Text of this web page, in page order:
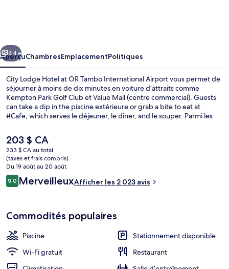
at
OR
Tambo
International
Airport
Suivant
44+
AperçuChambresEmplacementPolitiques
City Lodge Hotel at OR Tambo International Airport vous permet de
séjourner à moins de dix minutes en voiture d’attraits comme
Kempton Park Golf Club et Value Mall (centre commercial). Guests
can take a dip in the piscine extérieure or grab a bite to eat at
#Cafe, which serves le déjeuner, le dîner, and le souper. Parmi les
d’entraînement physique ouvert en tout temps et casse-
croûte/charcuterie. Le personnel serviable et les options de repas
sont des éléments très prisés par les voyageurs.
Le
prix
actuel
est
de 203 $ CA
203 $ CA
233 $ CA au total
(taxes et frais compris)
Du 19 août au 20 août
Avis
9,09,0 sur 10 –
MerveilleuxAfficher les 2 023 avis
Commodités populaires
Piscine
Stationnement disponible
Wi-Fi gratuit
Restaurant